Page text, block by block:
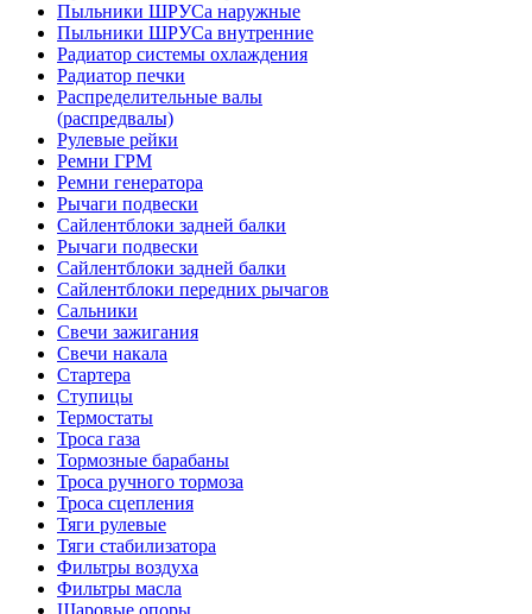
Пыльники ШРУСа наружные
Пыльники ШРУСа внутренние
Радиатор системы охлаждения
Радиатор печки
Распределительные валы
(распредвалы)
Рулевые рейки
Ремни ГРМ
Ремни генератора
Рычаги подвески
Сайлентблоки задней балки
Рычаги подвески
Сайлентблоки задней балки
Сайлентблоки передних рычагов
Сальники
Свечи зажигания
Свечи накала
Стартера
Ступицы
Термостаты
Троса газа
Тормозные барабаны
Троса ручного тормоза
Троса сцепления
Тяги рулевые
Тяги стабилизатора
Фильтры воздуха
Фильтры масла